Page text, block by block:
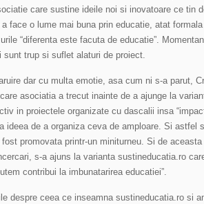
care sustine ideile noi si inovatoare ce tin
a face o lume mai buna prin educatie, atat
“diferenta este facuta de educatie”.
trup si suflet alaturi de proiect.
dar cu multa emotie, asa cum ni s-a parut,
asociatia a trecut inainte de a ajunge la
in proiectele organizate cu dascalii insa
ideea de a organiza ceva de amploare. Si astfel
promovata printr-un miniturneu. Si de
s-a ajuns la varianta sustineducatia.ro
contribui la imbunatarirea educatiei”.
despre ceea ce inseamna sustineducatia.ro si